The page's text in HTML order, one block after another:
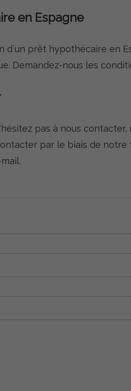
en Espagne
d´un prêt hypothécaire en
Demandez-nous les
pas à nous
par le biais de